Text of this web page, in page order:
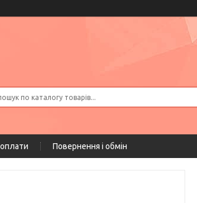
Повернення і обмін